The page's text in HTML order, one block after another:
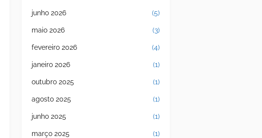
junho 2026 (5)
maio 2026 (3)
fevereiro 2026 (4)
janeiro 2026 (1)
outubro 2025 (1)
agosto 2025 (1)
junho 2025 (1)
março 2025 (1)